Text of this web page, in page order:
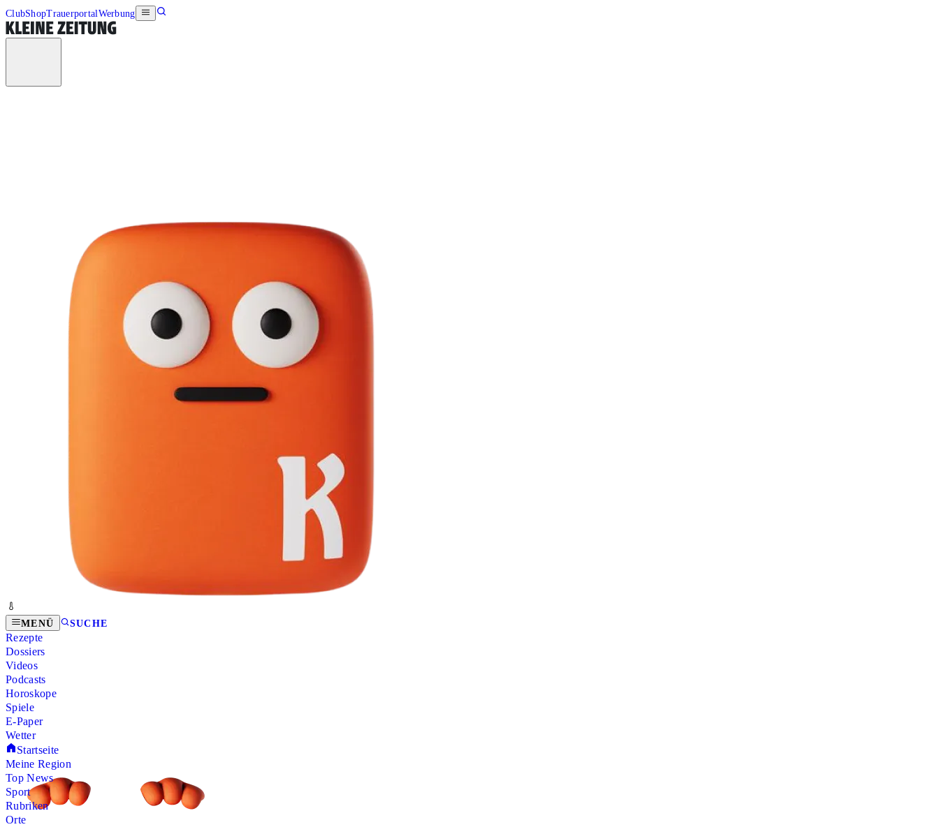
ClubShopTrauerportalWerbung
MENÜ SUCHE
Rezepte
Dossiers
Videos
Podcasts
Horoskope
Spiele
E-Paper
Wetter
Startseite
Meine Region
Top News
Sport
Rubriken
Orte